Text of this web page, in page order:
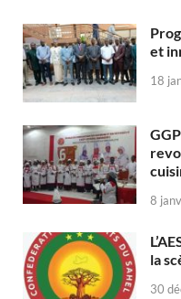
et
18
8
la
30